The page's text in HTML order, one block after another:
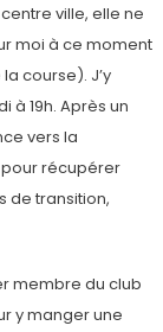
ville, elle ne
moi à ce moment
course). J’y
19h. Après un
vers la
pour récupérer
de transition,
membre du club
y manger une